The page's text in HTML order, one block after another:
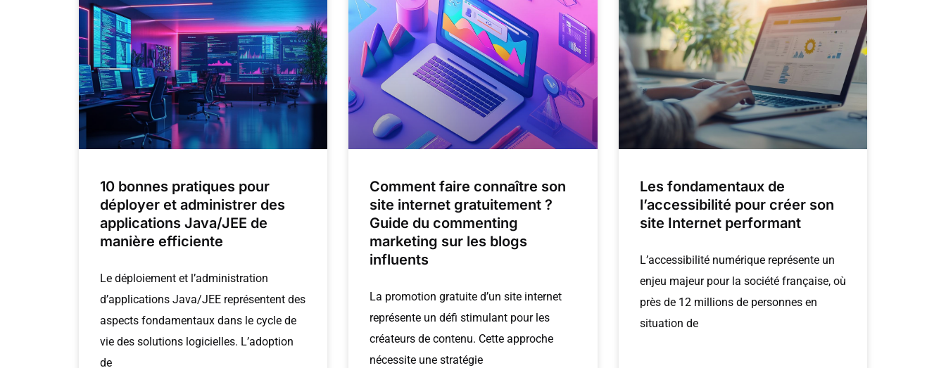
10 bonnes pratiques pour
déployer et administrer des
applications Java/JEE de
manière efficiente
Le déploiement et l’administration
d’applications Java/JEE représentent des
aspects fondamentaux dans le cycle de
vie des solutions logicielles. L’adoption
de
Comment faire connaître son
site internet gratuitement ?
Guide du commenting
marketing sur les blogs
influents
La promotion gratuite d’un site internet
représente un défi stimulant pour les
créateurs de contenu. Cette approche
nécessite une stratégie
Les fondamentaux de
l’accessibilité pour créer son
site Internet performant
L’accessibilité numérique représente un
enjeu majeur pour la société française, où
près de 12 millions de personnes en
situation de